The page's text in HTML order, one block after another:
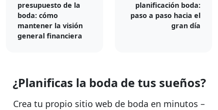
presupuesto de la
boda: cómo
mantener la visión
general financiera
planificación boda:
paso a paso hacia el
gran día
¿Planificas la boda de tus sueños?
Crea tu propio sitio web de boda en minutos –